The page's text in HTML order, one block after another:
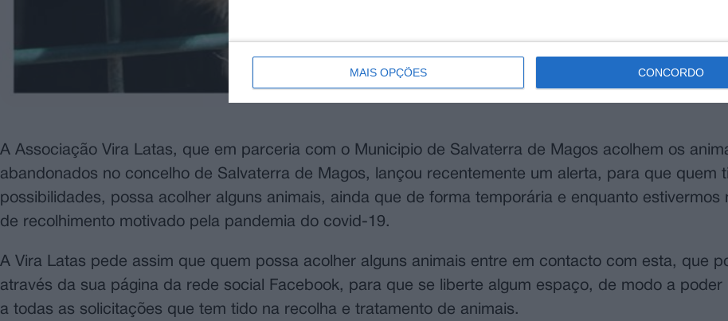
MAIS OPÇÕES CONCORDO
A Associação Vira Latas, que em parceria com o Municipio de Salvaterra de Magos acolhem os
abandonados no concelho de Salvaterra de Magos, lançou recentemente um alerta, para que quem
possibilidades, possa acolher alguns animais, ainda que de forma temporária e enquanto estivermos
de recolhimento motivado pela pandemia do covid-19.
A Vira Latas pede assim que quem possa acolher alguns animais entre em contacto com esta, que
através da sua página da rede social Facebook, para que se liberte algum espaço, de modo a poder
a todas as solicitações que tem tido na recolha e tratamento de animais.